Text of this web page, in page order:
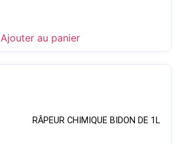
Ajouter au panier
RÂPEUR CHIMIQUE BIDON DE 1L